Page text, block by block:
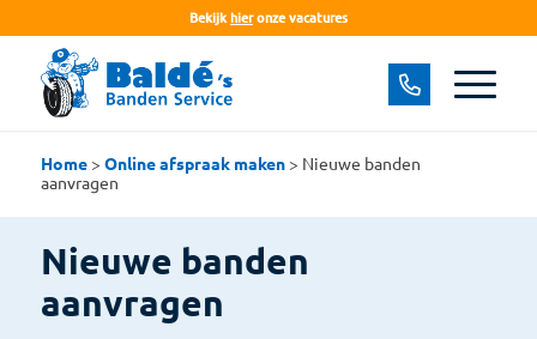
Bekijk hieronze vacatures
Home> Online afspraak maken> Nieuwe banden
aanvragen
Nieuwe banden
aanvragen